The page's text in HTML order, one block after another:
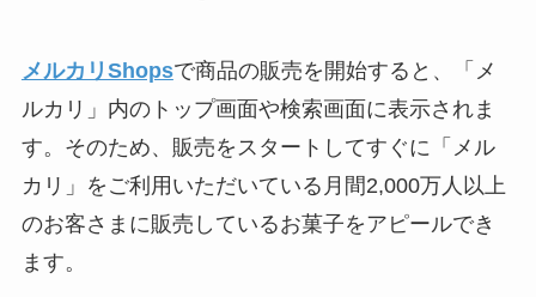
メルカリShopsで商品の販売を開始すると、「メ
ルカリ」内のトップ画面や検索画面に表示されま
す。そのため、販売をスタートしてすぐに「メル
カリ」をご利用いただいている月間2,000万人以上
のお客さまに販売しているお菓子をアピールでき
ます。